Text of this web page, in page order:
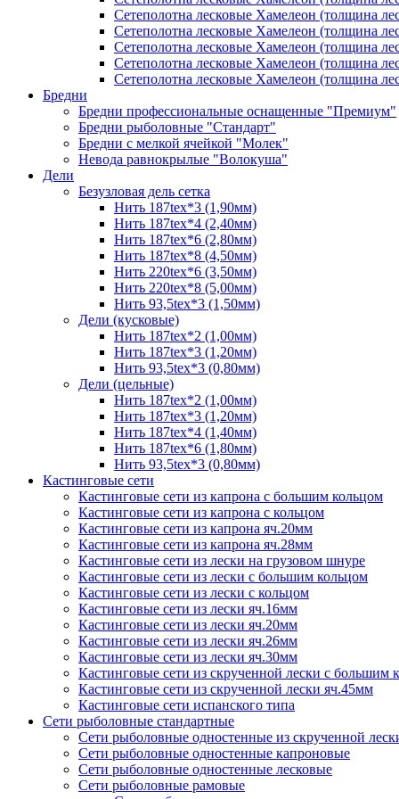
Сетеполотна лесковые Хамелеон (толщина
Сетеполотна лесковые Хамелеон (толщина
Сетеполотна лесковые Хамелеон (толщина
Сетеполотна лесковые Хамелеон (толщина
Сетеполотна лесковые Хамелеон (толщина
Бредни
Бредни профессиональные оснащенные "Премиум"
Бредни рыболовные "Стандарт"
Бредни с мелкой ячейкой "Молек"
Невода равнокрылые "Волокуша"
Дели
Безузловая дель сетка
Нить 187tex*3 (1,90мм)
Нить 187tex*4 (2,40мм)
Нить 187tex*6 (2,80мм)
Нить 187tex*8 (4,50мм)
Нить 220tex*6 (3,50мм)
Нить 220tex*8 (5,00мм)
Нить 93,5tex*3 (1,50мм)
Дели (кусковые)
Нить 187tex*2 (1,00мм)
Нить 187tex*3 (1,20мм)
Нить 93,5tex*3 (0,80мм)
Дели (цельные)
Нить 187tex*2 (1,00мм)
Нить 187tex*3 (1,20мм)
Нить 187tex*4 (1,40мм)
Нить 187tex*6 (1,80мм)
Нить 93,5tex*3 (0,80мм)
Кастинговые сети
Кастинговые сети из капрона с большим кольцом
Кастинговые сети из капрона с кольцом
Кастинговые сети из капрона яч.20мм
Кастинговые сети из капрона яч.28мм
Кастинговые сети из лески на грузовом шнуре
Кастинговые сети из лески с большим кольцом
Кастинговые сети из лески с кольцом
Кастинговые сети из лески яч.16мм
Кастинговые сети из лески яч.20мм
Кастинговые сети из лески яч.26мм
Кастинговые сети из лески яч.30мм
Кастинговые сети из скрученной лески с большим
Кастинговые сети из скрученной лески яч.45мм
Кастинговые сети испанского типа
Сети рыболовные стандартные
Сети рыболовные одностенные из скрученной
Сети рыболовные одностенные капроновые
Сети рыболовные одностенные лесковые
Сети рыболовные рамовые